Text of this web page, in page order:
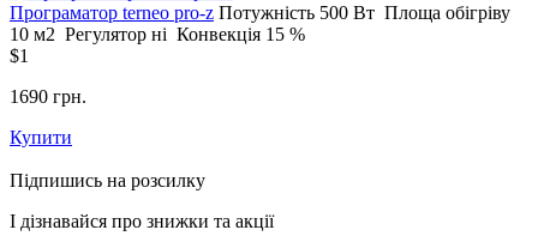
Програматор terneo pro-z Потужність 500 Вт Площа обігріву
10 м2 Регулятор ні Конвекція 15 %
$1
1690 грн.
Купити
Підпишись на розсилку
І дізнавайся про знижки та акції